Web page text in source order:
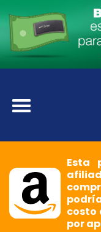
Esta
costo
por